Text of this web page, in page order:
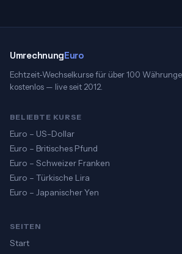
UmrechnungEuro
Echtzeit-Wechselkurse für über 100
kostenlos — live seit 2012.
BELIEBTE KURSE
Euro – US-Dollar
Euro – Britisches Pfund
Euro – Schweizer Franken
Euro – Türkische Lira
Euro – Japanischer Yen
SEITEN
Start